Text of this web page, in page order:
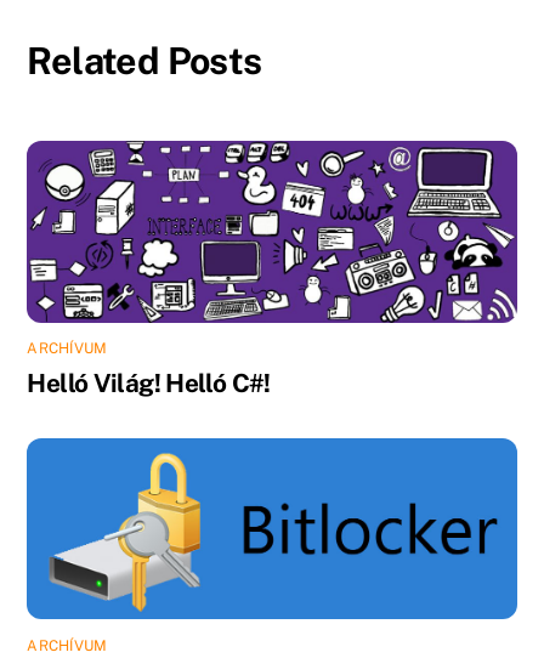
Related Posts
ARCHÍVUM
Helló Világ! Helló C#!
ARCHÍVUM